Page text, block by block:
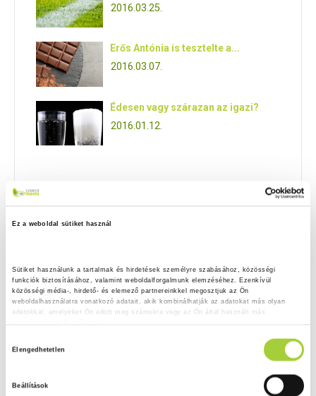
Ez a weboldal sütiket használ
Sütiket használunk a tartalmak és hirdetések személyre szabásához, közösségi
funkciók biztosításához, valamint weboldalforgalmunk elemzéséhez. Ezenkívül
közösségi média-, hirdető- és elemező partnereinkkel megosztjuk az Ön
weboldalhasználatra vonatkozó adatait, akik kombinálhatják az adatokat más olyan
adatokkal, amelyeket Ön adott meg számukra vagy az Ön által használt más
Elengedhetetlen
Beállítások
2016.03.25.
Erős Antónia is tesztelte a...
2016.03.07.
Édesen vagy szárazan az igazi?
2016.01.12.
DR. FÜSTÖS ZSUZSANNA
TETSZETT? OSZD MEG!
FACEBOOK